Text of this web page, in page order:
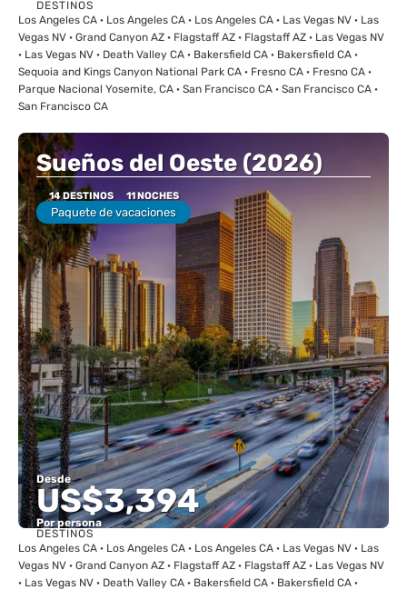
Ver
DESTINOS
Los Angeles CA · Los Angeles CA · Los Angeles CA · Las Vegas NV · Las
Vegas NV · Grand Canyon AZ · Flagstaff AZ · Flagstaff AZ · Las Vegas NV
· Las Vegas NV · Death Valley CA · Bakersfield CA · Bakersfield CA ·
Sequoia and Kings Canyon National Park CA · Fresno CA · Fresno CA ·
Parque Nacional Yosemite, CA · San Francisco CA · San Francisco CA ·
San Francisco CA
Sueños del Oeste (2026)
14 DESTINOS 11 NOCHES
Paquete de vacaciones
Desde
US$3,394
Por persona
Ver
DESTINOS
Los Angeles CA · Los Angeles CA · Los Angeles CA · Las Vegas NV · Las
Vegas NV · Grand Canyon AZ · Flagstaff AZ · Flagstaff AZ · Las Vegas NV
· Las Vegas NV · Death Valley CA · Bakersfield CA · Bakersfield CA ·